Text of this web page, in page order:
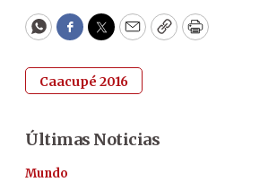
WhatsApp
Facebook
Twitter
EmailCopyPrint
Caacupé 2016
Últimas Noticias
Mundo